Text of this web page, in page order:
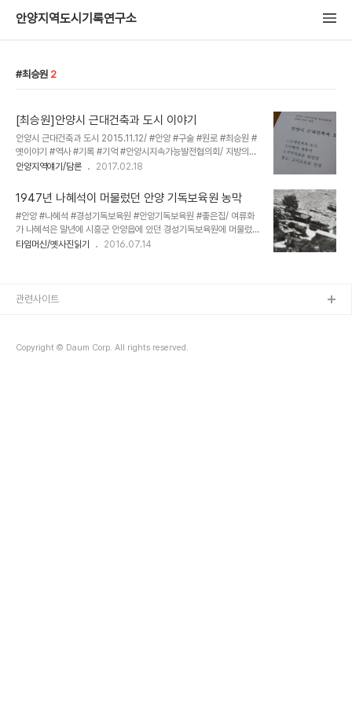
안양지역도시기록연구소
최승원 2
[최승원]안양시 근대건축과 도시 이야기
안양시 근대건축과 도시 2015.11.12/ #안양 #구술 #원로 #최승원 #
옛이야기 #역사 #기록 #기억 #안양시지속가능발전협의회/ 지방의제
21 안양시지속가능협의회 마을분과에서는 기획사업으로 ‘원로에게 듣
이야기를 듣는 시간을 가졌다. / 편집자주 [최승원]안양시 근대건축과
도시 관악산 골이 얕고 바위가 많다. 하여 남성산 청계산11M낮지만 관
악산보다 골이 깊다 하여 여성산으로 상징 白虎山돌과 石手동석조
건축출연. pool조성. 방직공장. 제지산업출현. 石산업.근교도시로 볓
이 풍부한安陽 밤. 쌀米. 포도. 안양천 참외밭벌말 서남은 한천과 인
안양지역얘기/담론 2017.02.18
1947년 나혜석이 머물렀던 안양 기독보육원 농막
#안양 #나혜석 #경성기독보육원 #안양기독보육원 #좋은집/ 여류화
가 나혜석은 말년에 시흥군 안양읍에 있던 경성기독보육원에 머물렀
다. 그녀가 안양에 살았던 흔적을 찾고 있는 안양출신의 원로건축사 최
았던 것 같다고 분석했다. [최승원] 보육원이 있는 경기도시흥군 안양
농사지으러갔던 노인의 아들 김서방이 살고있어 혜석이 마음 ..
타임머신/옛사진읽기 2016.07.14
Copyright © Daum Corp. All rights reserved.
관련사이트